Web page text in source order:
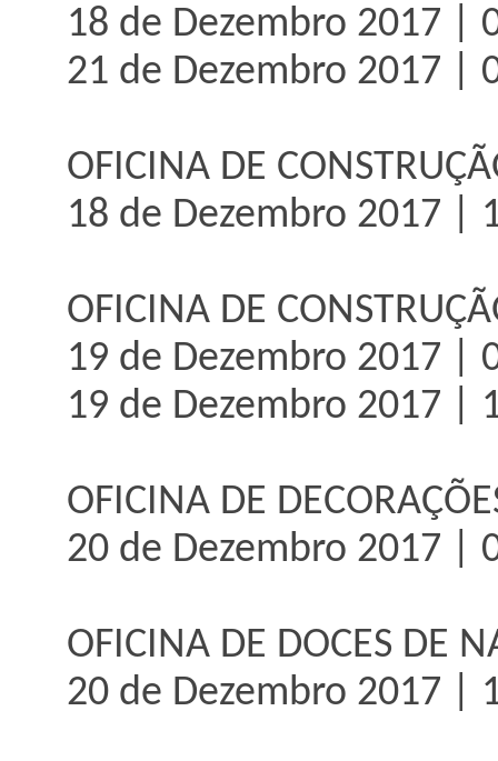
18 de Dezembro 2017 |
21 de Dezembro 2017 |
OFICINA DE
18 de Dezembro 2017 |
OFICINA DE
19 de Dezembro 2017 |
19 de Dezembro 2017 |
OFICINA DE
20 de Dezembro 2017 |
OFICINA DE DOCES DE
20 de Dezembro 2017 |